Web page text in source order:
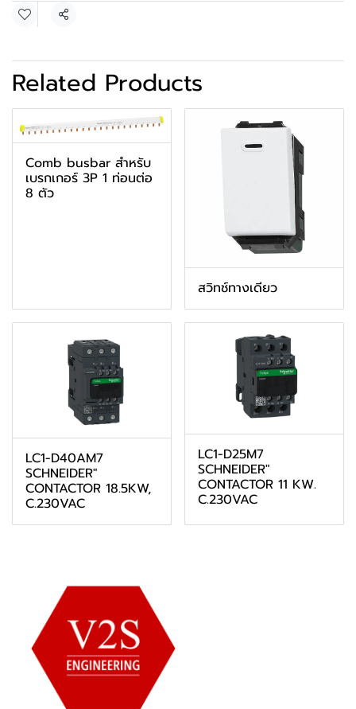
Share
Related Products
Comb busbar สำหรับ
เบรกเกอร์ 3P 1 ท่อนต่อ
8 ตัว
สวิทช์ทางเดียว
LC1-D40AM7
SCHNEIDER"
CONTACTOR 18.5KW,
C.230VAC
LC1-D25M7
SCHNEIDER"
CONTACTOR 11 KW.
C.230VAC